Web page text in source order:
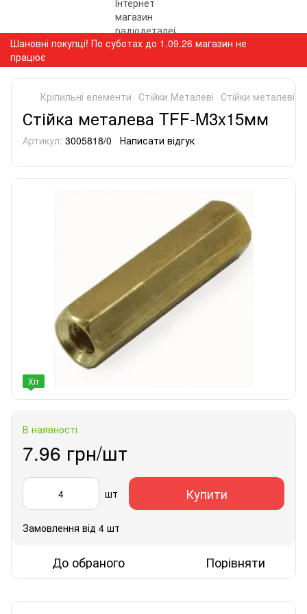
Шановні покупці! По суботах до 1.09.26 магазин не
працює
Кріпильні елементи Стійки Металеві Стійки металеві
Стійка металева TFF-M3x15мм
Артикул: 3005818/0 Написати відгук
Хіт
В наявності
7.96 грн/шт
шт Купити
Замовлення від 4 шт
До обраного Порівняти